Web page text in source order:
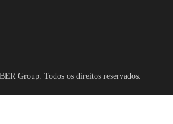
Group. Todos os direitos reservados.